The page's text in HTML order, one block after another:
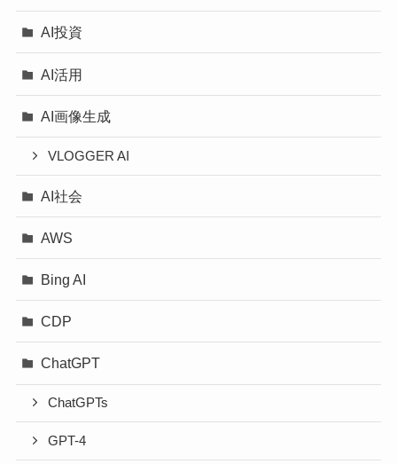
AI投資
AI活用
AI画像生成
VLOGGER AI
AI社会
AWS
Bing AI
CDP
ChatGPT
ChatGPTs
GPT-4